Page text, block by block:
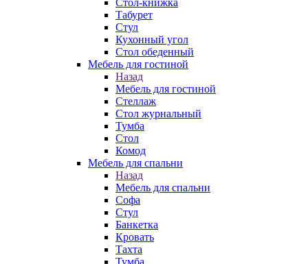
Стол-книжка
Табурет
Стул
Кухонный угол
Стол обеденный
Мебель для гостиной
Назад
Мебель для гостиной
Стеллаж
Стол журнальный
Тумба
Стол
Комод
Мебель для спальни
Назад
Мебель для спальни
Софа
Стул
Банкетка
Кровать
Тахта
Тумба